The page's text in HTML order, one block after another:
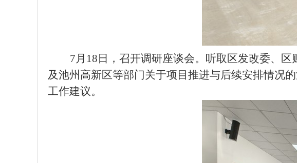
7月18日，召开调研座谈会。听取区发改委、
及池州高新区等部门关于项目推进与后续安排情况
工作建议。